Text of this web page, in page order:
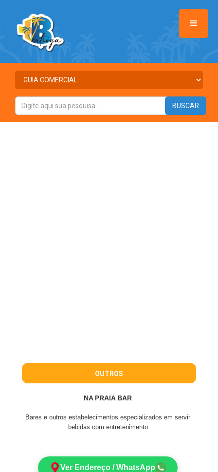
OUTROS
NA PRAIA BAR
Bares e outros estabelecimentos especializados em servir
bebidas com entretenimento
Ver Endereço / WhatsApp